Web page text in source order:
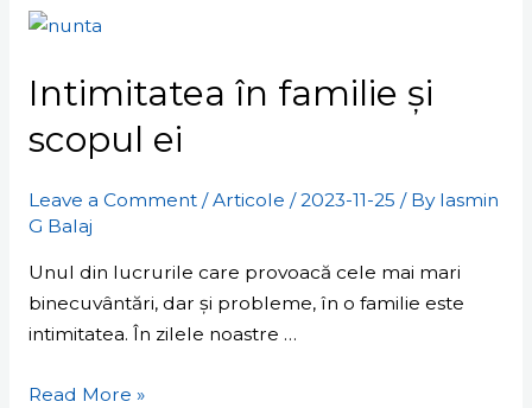
Intimitatea în familie și
scopul ei
Leave a Comment /Articole /2023-11-25 / By Iasmin
G Balaj
Unul din lucrurile care provoacă cele mai mari
binecuvântări, dar și probleme, în o familie este
intimitatea. În zilele noastre …
Intimitatea
familie
scopul
Read More »